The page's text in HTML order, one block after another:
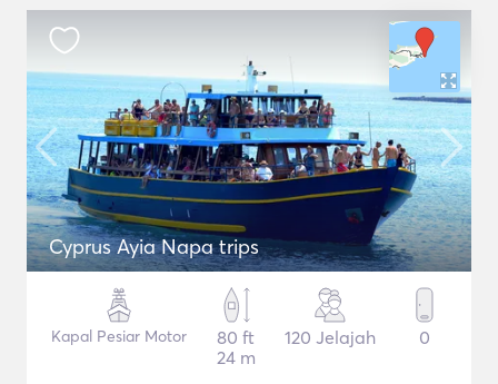
Cyprus Ayia Napa trips
Kapal Pesiar Motor
80 ft
24 m
120 Jelajah 0